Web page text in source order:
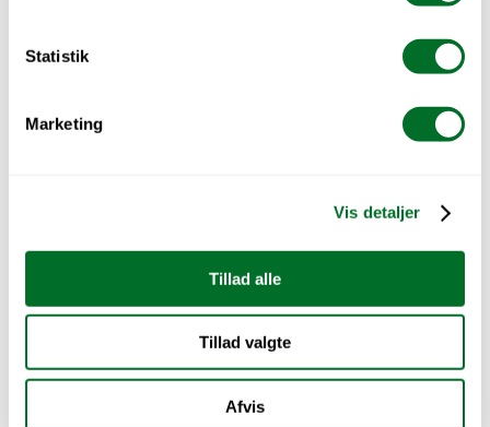
Statistik
Marketing
Vis detaljer
Tillad alle
Tillad valgte
Afvis
Grøn synes jeg er flottest. Det er også blevet
Farver er klart sjovere end hvidt.
koncentrerer jeg mig. Men ellers slår jeg bare
hjernen lidt fra, især på de større flader. Det er
en rar tilstand at være i.
Vi starter med at beskære, altså tage kanten. Og
og så kan man se, at der sker noget.
Bøtten
Jeg har aldrig tabt en bøtte maling. Men det